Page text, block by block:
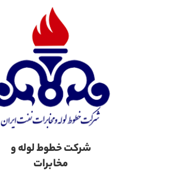
شرکت خطوط لوله و
مخابرات